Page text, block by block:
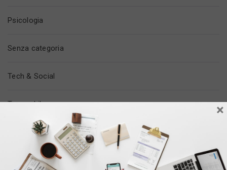
Psicologia
Senza categoria
Tech & Social
Tempo Libero
Trovare Lavoro
Vita In Ufficio
×